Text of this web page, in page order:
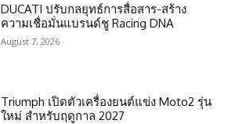
DUCATI ปรับกลยุทธ์การสื่อสาร-สร้าง
ความเชื่อมั่นแบรนด์ชู Racing DNA
August 7, 2026
Triumph เปิดตัวเครื่องยนต์แข่ง Moto2 รุ่น
ใหม่ สำหรับฤดูกาล 2027